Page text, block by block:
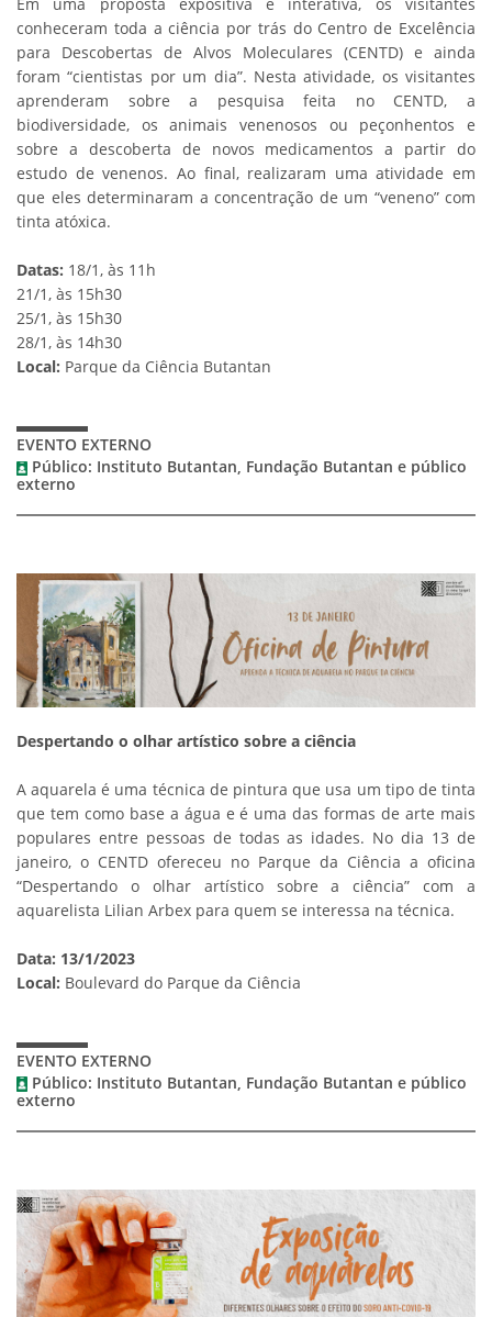
conheceram toda a ciência por trás do Centro de Excelência
para Descobertas de Alvos Moleculares (CENTD) e ainda
foram “cientistas por um dia”. Nesta atividade, os visitantes
aprenderam sobre a pesquisa feita no CENTD, a
biodiversidade, os animais venenosos ou peçonhentos e
sobre a descoberta de novos medicamentos a partir do
estudo de venenos. Ao final, realizaram uma atividade em
que eles determinaram a concentração de um “veneno” com
tinta atóxica.
Datas: 18/1, às 11h
21/1, às 15h30
25/1, às 15h30
28/1, às 14h30
Local: Parque da Ciência Butantan
EVENTO EXTERNO
Público: Instituto Butantan, Fundação Butantan e público
externo
Despertando o olhar artístico sobre a ciência
A aquarela é uma técnica de pintura que usa um tipo de tinta
que tem como base a água e é uma das formas de arte mais
populares entre pessoas de todas as idades. No dia 13 de
janeiro, o CENTD ofereceu no Parque da Ciência a oficina
“Despertando o olhar artístico sobre a ciência” com a
aquarelista Lilian Arbex para quem se interessa na técnica.
Data: 13/1/2023
Local: Boulevard do Parque da Ciência
EVENTO EXTERNO
Público: Instituto Butantan, Fundação Butantan e público
externo